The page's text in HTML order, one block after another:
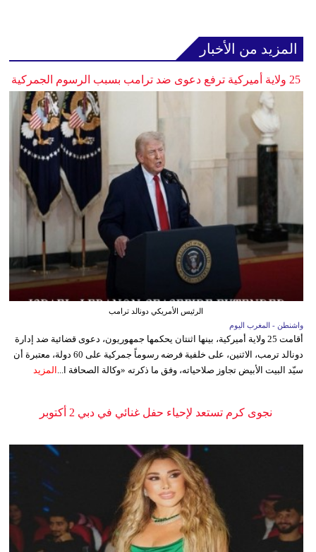
المزيد من الأخبار
25 ولاية أميركية ترفع دعوى ضد ترامب بسبب الرسوم الجمركية
الرئيس الأمريكي دونالد ترامب
واشنطن - المغرب اليوم
أقامت 25 ولاية أميركية، بينها اثنتان يحكمها جمهوريون، دعوى قضائية ضد إدارة
دونالد ترمب، الاثنين، على خلفية فرضه رسوماً جمركية على 60 دولة، معتبرة أن
سيّد البيت الأبيض تجاوز صلاحياته، وفق ما ذكرته «وكالة الصحافة ا... المزيد
نجوى كرم تستعد لإحياء حفل غنائي في دبي 2 أكتوبر